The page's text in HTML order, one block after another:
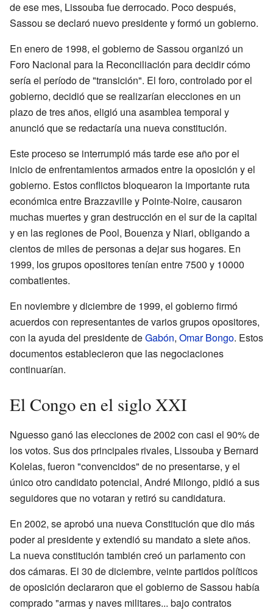
de ese mes, Lissouba fue derrocado. Poco después,
Sassou se declaró nuevo presidente y formó un gobierno.
En enero de 1998, el gobierno de Sassou organizó un
Foro Nacional para la Reconciliación para decidir cómo
sería el período de "transición". El foro, controlado por el
gobierno, decidió que se realizarían elecciones en un
plazo de tres años, eligió una asamblea temporal y
anunció que se redactaría una nueva constitución.
Este proceso se interrumpió más tarde ese año por el
inicio de enfrentamientos armados entre la oposición y el
gobierno. Estos conflictos bloquearon la importante ruta
económica entre Brazzaville y Pointe-Noire, causaron
muchas muertes y gran destrucción en el sur de la capital
y en las regiones de Pool, Bouenza y Niari, obligando a
cientos de miles de personas a dejar sus hogares. En
1999, los grupos opositores tenían entre 7500 y 10000
combatientes.
En noviembre y diciembre de 1999, el gobierno firmó
acuerdos con representantes de varios grupos opositores,
con la ayuda del presidente deGabón, Omar Bongo. Estos
documentos establecieron que las negociaciones
continuarían.
El Congo en el siglo XXI
Nguesso ganó las elecciones de 2002 con casi el 90% de
los votos. Sus dos principales rivales, Lissouba y Bernard
Kolelas, fueron "convencidos" de no presentarse, y el
único otro candidato potencial, André Milongo, pidió a sus
seguidores que no votaran y retiró su candidatura.
En 2002, se aprobó una nueva Constitución que dio más
poder al presidente y extendió su mandato a siete años.
La nueva constitución también creó un parlamento con
dos cámaras. El 30 de diciembre, veinte partidos políticos
de oposición declararon que el gobierno de Sassou había
comprado "armas y naves militares... bajo contratos